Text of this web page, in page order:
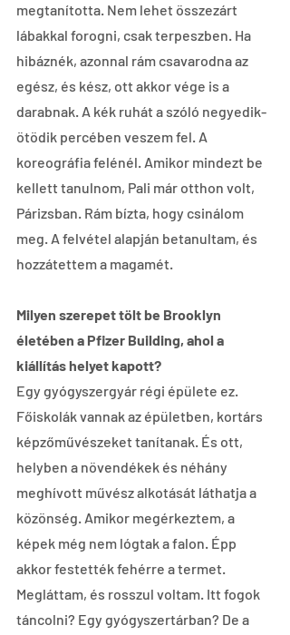
megtanította. Nem lehet összezárt
lábakkal forogni, csak terpeszben. Ha
hibáznék, azonnal rám csavarodna az
egész, és kész, ott akkor vége is a
darabnak. A kék ruhát a szóló negyedik-
ötödik percében veszem fel. A
koreográfia felénél. Amikor mindezt be
kellett tanulnom, Pali már otthon volt,
Párizsban. Rám bízta, hogy csinálom
meg. A felvétel alapján betanultam, és
hozzátettem a magamét.
Milyen szerepet tölt be Brooklyn
életében a Pfizer Building, ahol a
kiállítás helyet kapott?
Egy gyógyszergyár régi épülete ez.
Főiskolák vannak az épületben, kortárs
képzőművészeket tanítanak. És ott,
helyben a növendékek és néhány
meghívott művész alkotását láthatja a
közönség. Amikor megérkeztem, a
képek még nem lógtak a falon. Épp
akkor festették fehérre a termet.
Megláttam, és rosszul voltam. Itt fogok
táncolni? Egy gyógyszertárban? De a